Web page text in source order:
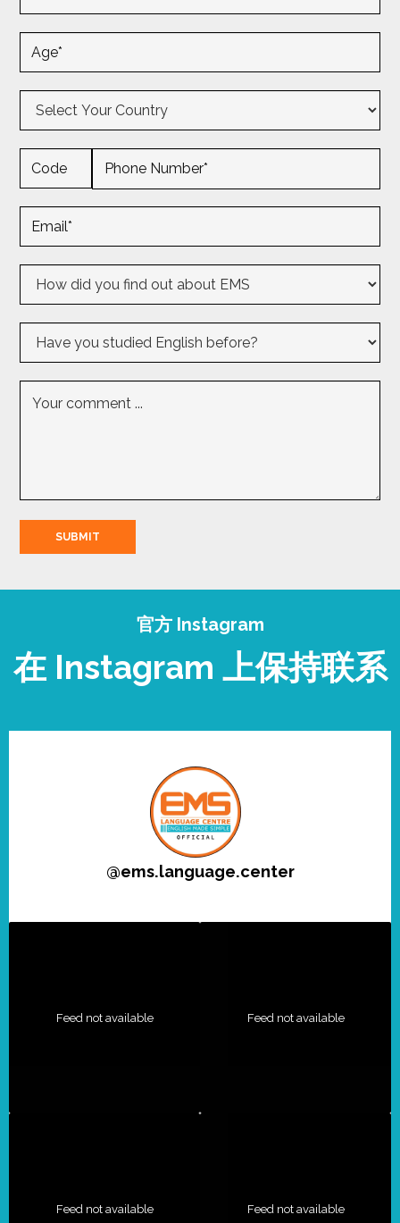
官方 Instagram
在 Instagram 上保持联系
@ems.language.center
Feed not available Feed not available
Feed not available Feed not available